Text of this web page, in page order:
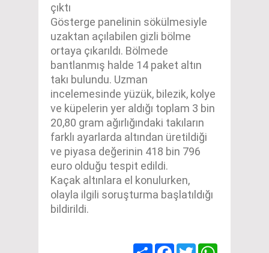
çıktı
Gösterge panelinin sökülmesiyle
uzaktan açılabilen gizli bölme
ortaya çıkarıldı. Bölmede
bantlanmış halde 14 paket altın
takı bulundu. Uzman
incelemesinde yüzük, bilezik, kolye
ve küpelerin yer aldığı toplam 3 bin
20,80 gram ağırlığındaki takıların
farklı ayarlarda altından üretildiği
ve piyasa değerinin 418 bin 796
euro olduğu tespit edildi.
Kaçak altınlara el konulurken,
olayla ilgili soruşturma başlatıldığı
bildirildi.
Share Facebook
Twitter